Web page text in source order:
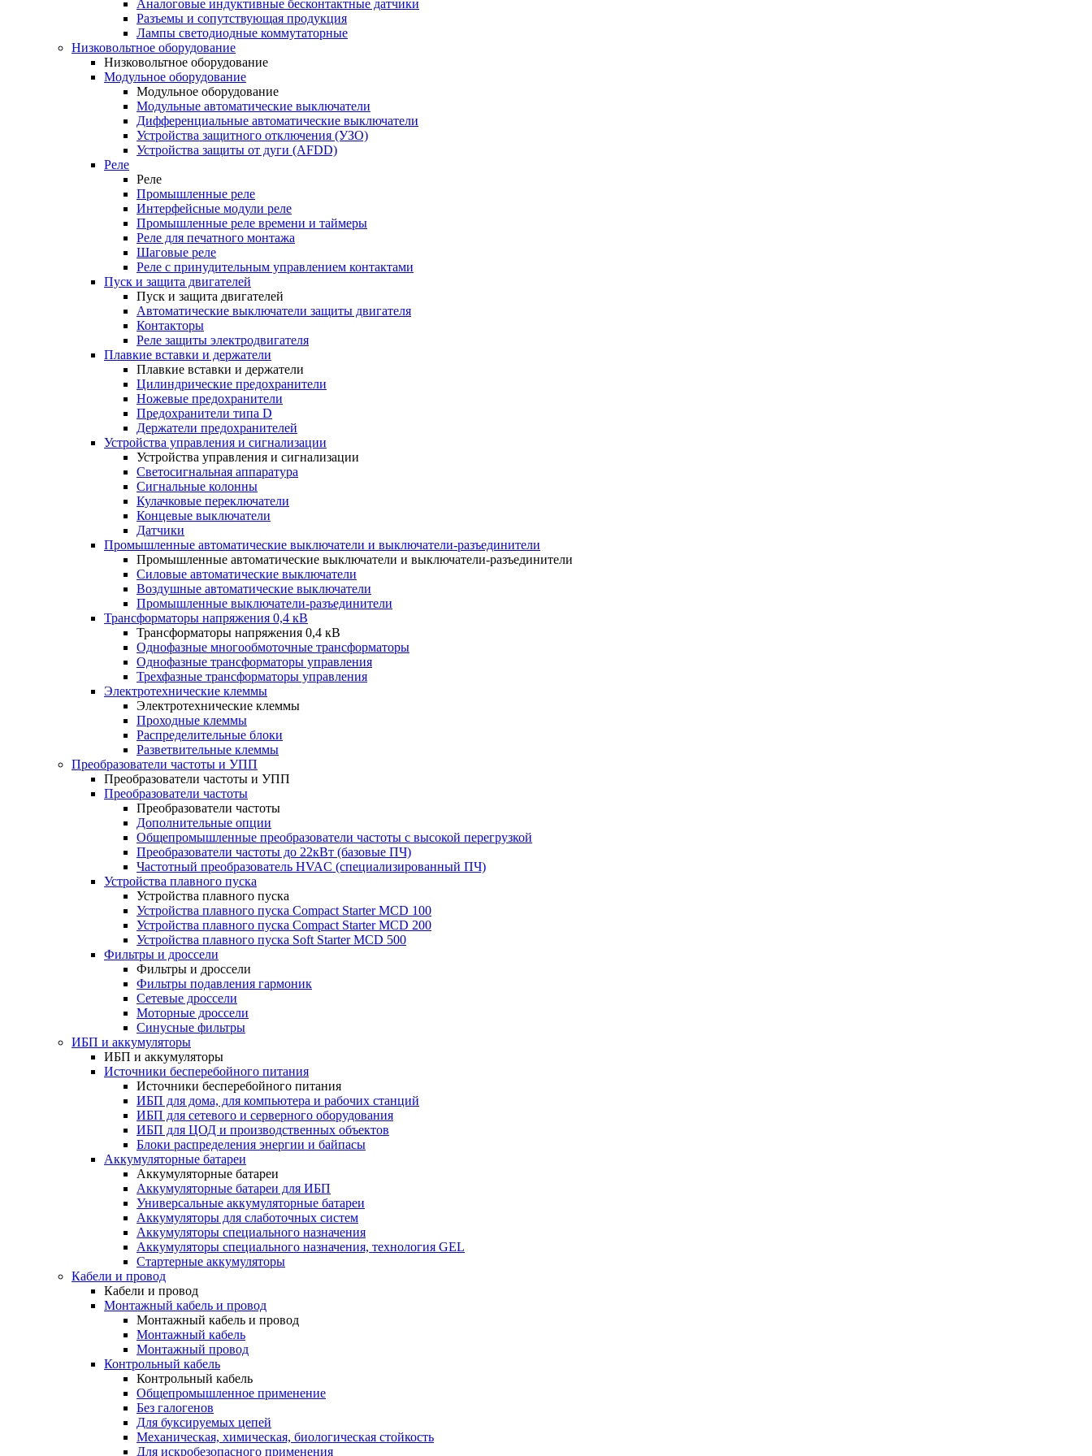
Аналоговые индуктивные бесконтактные датчики
Разъемы и сопутствующая продукция
Лампы светодиодные коммутаторные
Низковольтное оборудование
Низковольтное оборудование
Модульное оборудование
Модульное оборудование
Модульные автоматические выключатели
Дифференциальные автоматические выключатели
Устройства защитного отключения (УЗО)
Устройства защиты от дуги (AFDD)
Реле
Реле
Промышленные реле
Интерфейсные модули реле
Промышленные реле времени и таймеры
Реле для печатного монтажа
Шаговые реле
Реле с принудительным управлением контактами
Пуск и защита двигателей
Пуск и защита двигателей
Автоматические выключатели защиты двигателя
Контакторы
Реле защиты электродвигателя
Плавкие вставки и держатели
Плавкие вставки и держатели
Цилиндрические предохранители
Ножевые предохранители
Предохранители типа D
Держатели предохранителей
Устройства управления и сигнализации
Устройства управления и сигнализации
Светосигнальная аппаратура
Сигнальные колонны
Кулачковые переключатели
Концевые выключатели
Датчики
Промышленные автоматические выключатели и выключатели-разъединители
Промышленные автоматические выключатели и выключатели-разъединители
Силовые автоматические выключатели
Воздушные автоматические выключатели
Промышленные выключатели-разъединители
Трансформаторы напряжения 0,4 кВ
Трансформаторы напряжения 0,4 кВ
Однофазные многообмоточные трансформаторы
Однофазные трансформаторы управления
Трехфазные трансформаторы управления
Электротехнические клеммы
Электротехнические клеммы
Проходные клеммы
Распределительные блоки
Разветвительные клеммы
Преобразователи частоты и УПП
Преобразователи частоты и УПП
Преобразователи частоты
Преобразователи частоты
Дополнительные опции
Общепромышленные преобразователи частоты с высокой перегрузкой
Преобразователи частоты до 22кВт (базовые ПЧ)
Частотный преобразователь HVAC (специализированный ПЧ)
Устройства плавного пуска
Устройства плавного пуска
Устройства плавного пуска Compact Starter MCD 100
Устройства плавного пуска Compact Starter MCD 200
Устройства плавного пуска Soft Starter MCD 500
Фильтры и дроссели
Фильтры и дроссели
Фильтры подавления гармоник
Сетевые дроссели
Моторные дроссели
Синусные фильтры
ИБП и аккумуляторы
ИБП и аккумуляторы
Источники бесперебойного питания
Источники бесперебойного питания
ИБП для дома, для компьютера и рабочих станций
ИБП для сетевого и серверного оборудования
ИБП для ЦОД и производственных объектов
Блоки распределения энергии и байпасы
Аккумуляторные батареи
Аккумуляторные батареи
Аккумуляторные батареи для ИБП
Универсальные аккумуляторные батареи
Аккумуляторы для слаботочных систем
Аккумуляторы специального назначения
Аккумуляторы специального назначения, технология GEL
Стартерные аккумуляторы
Кабели и провод
Кабели и провод
Монтажный кабель и провод
Монтажный кабель и провод
Монтажный кабель
Монтажный провод
Контрольный кабель
Контрольный кабель
Общепромышленное применение
Без галогенов
Для буксируемых цепей
Механическая, химическая, биологическая стойкость
Для искробезопасного применения